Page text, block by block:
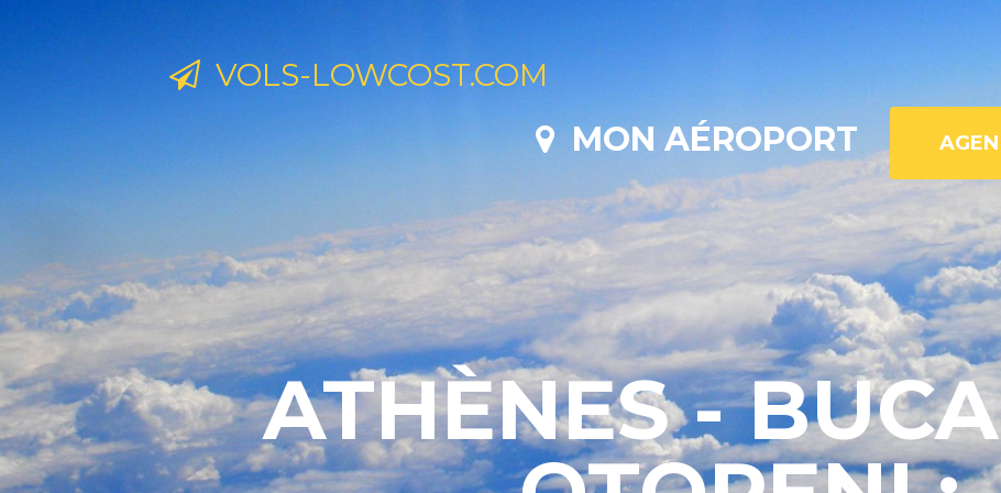
VOLS-LOWCOST.COM
MON AÉROPORT
ATHÈNES -